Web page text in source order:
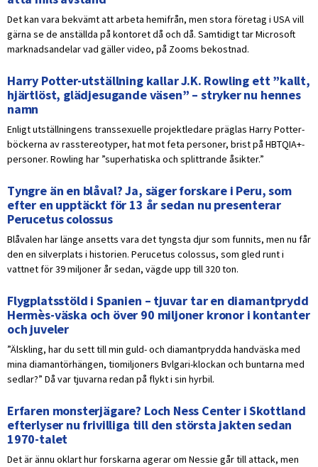
Det kan vara bekvämt att arbeta hemifrån, men stora företag i USA vill
gärna se de anställda på kontoret då och då. Samtidigt tar Microsoft
marknadsandelar vad gäller video, på Zooms bekostnad.
Harry Potter-utställning kallar J.K. Rowling ett ”kallt,
hjärtlöst, glädjesugande väsen” – stryker nu hennes
namn
Enligt utställningens transsexuelle projektledare präglas Harry Potter-
böckerna av rasstereotyper, hat mot feta personer, brist på HBTQIA+-
personer. Rowling har ”superhatiska och splittrande åsikter.”
Tyngre än en blåval? Ja, säger forskare i Peru, som
efter en upptäckt för 13 år sedan nu presenterar
Perucetus colossus
Blåvalen har länge ansetts vara det tyngsta djur som funnits, men nu får
den en silverplats i historien. Perucetus colossus, som gled runt i
vattnet för 39 miljoner år sedan, vägde upp till 320 ton.
Flygplatsstöld i Spanien – tjuvar tar en diamantprydd
Hermès-väska och över 90 miljoner kronor i kontanter
och juveler
”Älskling, har du sett till min guld- och diamantprydda handväska med
mina diamantörhängen, tiomiljoners Bvlgari-klockan och buntarna med
sedlar?” Då var tjuvarna redan på flykt i sin hyrbil.
Erfaren monsterjägare? Loch Ness Center i Skottland
efterlyser nu frivilliga till den största jakten sedan
1970-talet
Det är ännu oklart hur forskarna agerar om Nessie går till attack, men